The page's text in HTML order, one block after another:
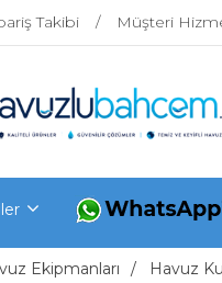
Takibi Müşteri
Ekipmanları Havuz